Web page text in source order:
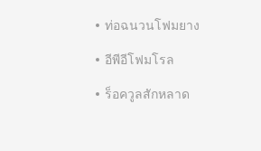
ท่อฉนวนโฟมยาง
อีพีอีโฟมโรล
ร็อควูลสักหลาด